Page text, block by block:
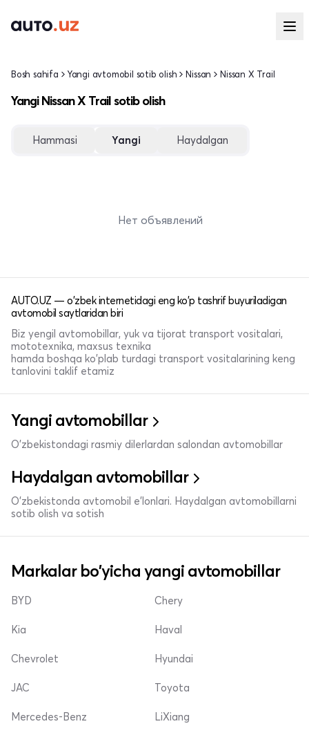
Bosh sahifa Yangi avtomobil sotib olish Nissan Nissan X Trail
Yangi Nissan X Trail sotib olish
Hammasi Yangi Haydalgan
Нет объявлений
AUTO.UZ — o'zbek internetidagi eng ko'p tashrif buyuriladigan
avtomobil saytlaridan biri
Biz yengil avtomobillar, yuk va tijorat transport vositalari,
mototexnika, maxsus texnika
hamda boshqa ko'plab turdagi transport vositalarining keng
tanlovini taklif etamiz
Yangi avtomobillar
O'zbekistondagi rasmiy dilerlardan salondan avtomobillar
Haydalgan avtomobillar
O'zbekistonda avtomobil e’lonlari. Haydalgan avtomobillarni
sotib olish va sotish
Markalar bo'yicha yangi avtomobillar
BYD
Kia
Chevrolet
Chery
Haval
Hyundai
JAC
Mercedes-Benz
Toyota
LiXiang